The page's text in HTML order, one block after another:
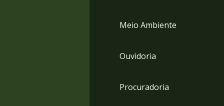
Meio Ambiente
Ouvidoria
Procuradoria